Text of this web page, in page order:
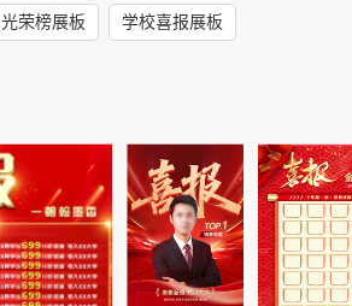
光荣榜展板 学校喜报展板